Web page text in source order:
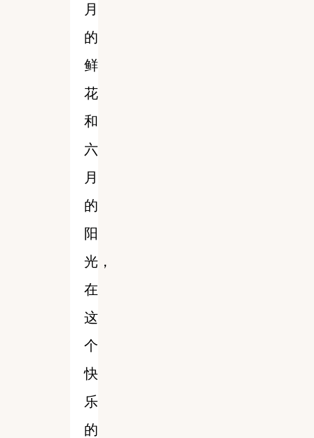
月
的
鲜
花
和
六
月
的
阳
光，
在
这
个
快
乐
的